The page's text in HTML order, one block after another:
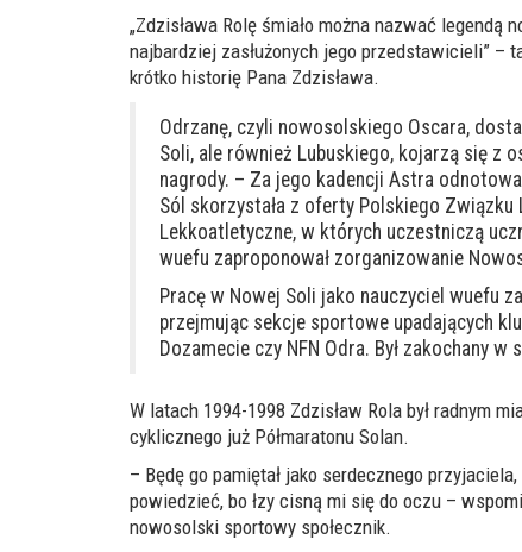
„Zdzisława Rolę śmiało można nazwać
najbardziej zasłużonych jego przedstawicieli” –
krótko historię Pana Zdzisława.
Odrzanę, czyli nowosolskiego Oscara,
Soli, ale również Lubuskiego, kojarzą się z
nagrody. – Za jego kadencji Astra
Sól skorzystała z oferty Polskiego
Lekkoatletyczne, w których uczestniczą
wuefu zaproponował zorganizowanie
Pracę w Nowej Soli jako nauczyciel wuefu
przejmując sekcje sportowe upadających
Dozamecie czy NFN Odra. Był zakochany w
W latach 1994-1998 Zdzisław Rola był radnym
cyklicznego już Półmaratonu Solan.
– Będę go pamiętał jako serdecznego
powiedzieć, bo łzy cisną mi się do oczu –
nowosolski sportowy społecznik.